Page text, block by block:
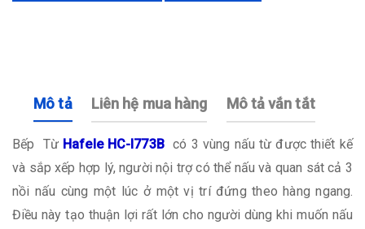
Mô tả Liên hệ mua hàng Mô tả vắn tắt
Bếp Từ Hafele HC-I773B có 3 vùng nấu từ được thiết kế
và sắp xếp hợp lý, người nội trợ có thể nấu và quan sát cả 3
nồi nấu cùng một lúc ở một vị trí đứng theo hàng ngang.
Điều này tạo thuận lợi rất lớn cho người dùng khi muốn nấu